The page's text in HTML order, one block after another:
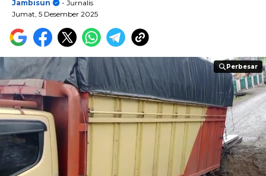
Jambisun
- Jurnalis
Jumat, 5 Desember 2025
Perbesar
Perbesar